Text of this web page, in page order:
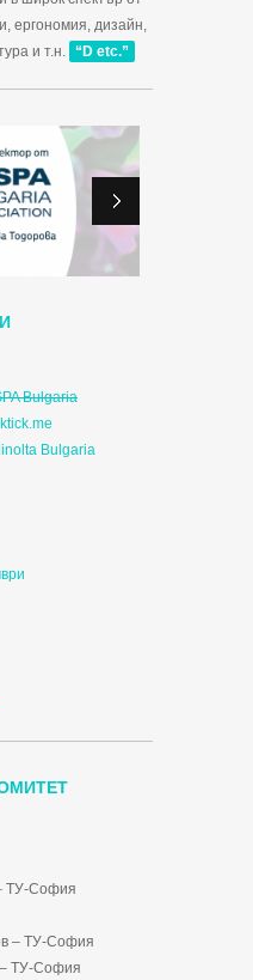
ергономия, дизайн,
и т.н. “D etc.”
Bulgaria
Bulgaria
ТУ-София
– ТУ-София
ТУ-София